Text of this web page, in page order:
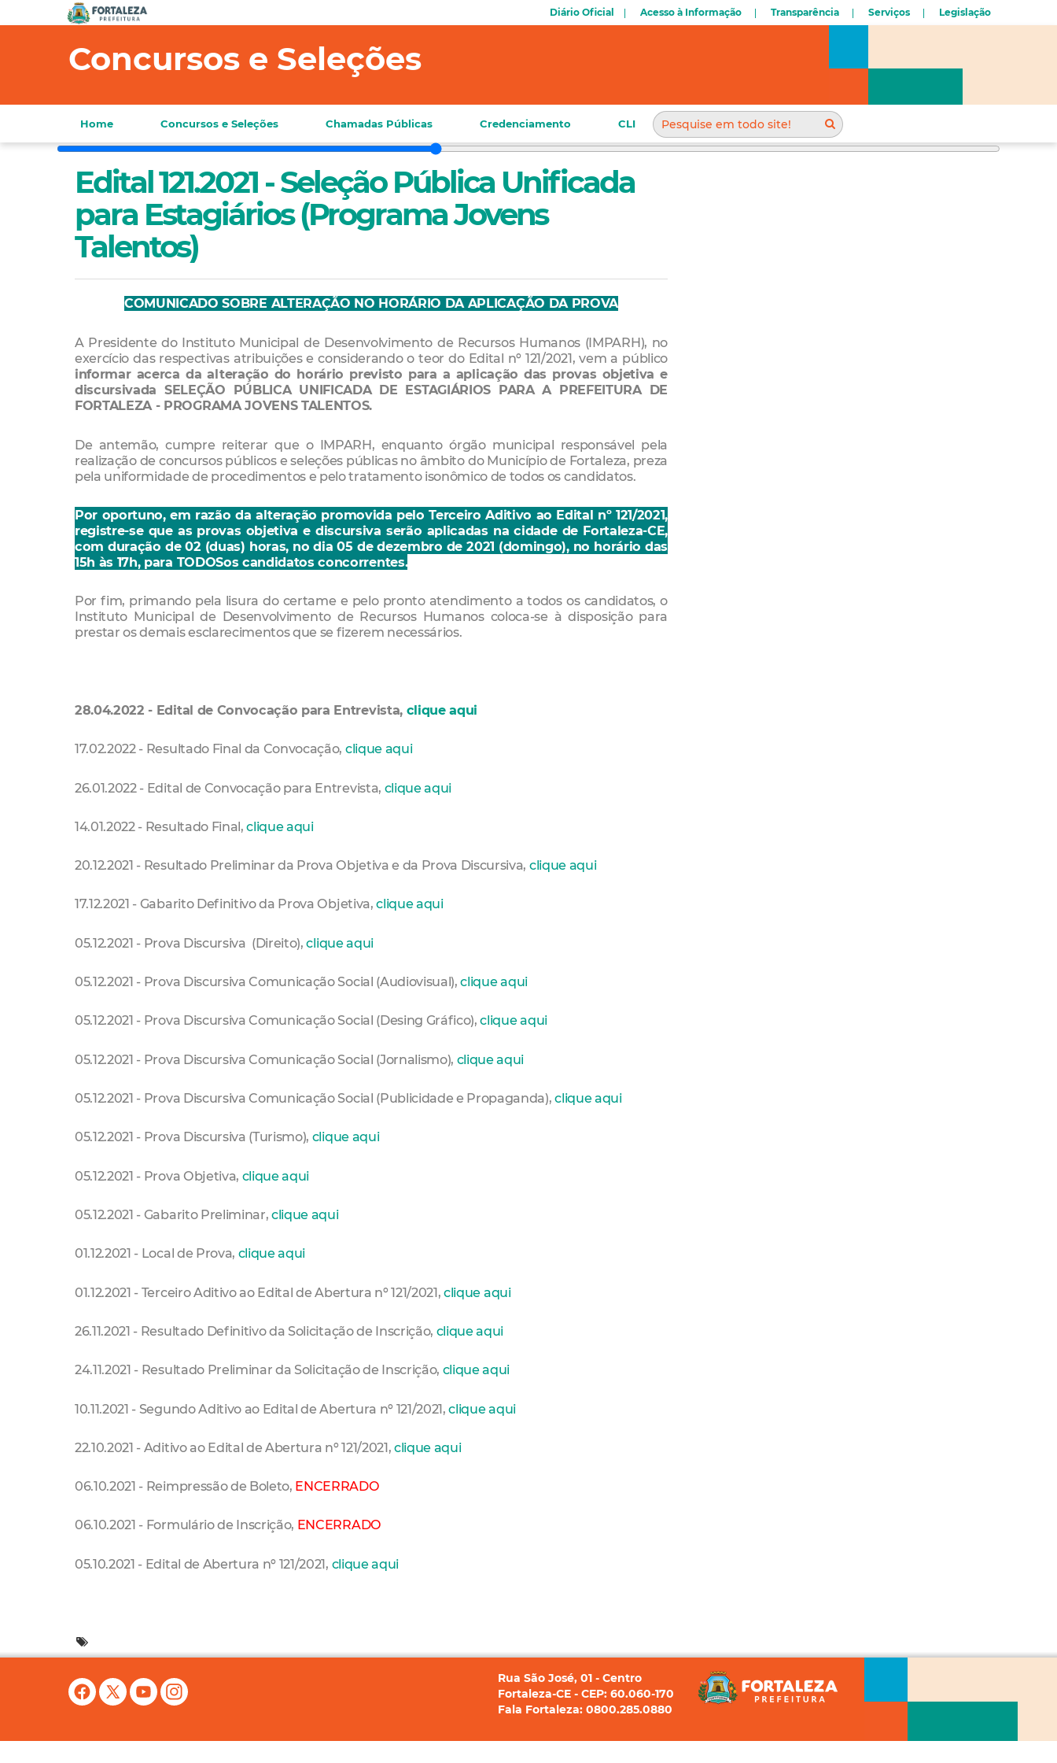
Diário Oficial Acesso à Informação Transparência Serviços Legislação
Concursos e Seleções
Home Concursos e Seleções Chamadas Públicas Credenciamento CLI
Edital 121.2021 - Seleção Pública Unificada
para Estagiários (Programa Jovens
Talentos)
COMUNICADO SOBRE ALTERAÇÃO NO HORÁRIO DA APLICAÇÃO DA PROVA
A Presidente do Instituto Municipal de Desenvolvimento de Recursos Humanos (IMPARH), no
exercício das respectivas atribuições e considerando o teor do Edital nº 121/2021, vem a público
informar acerca da alteração do horário previsto para a aplicação das provas objetiva e
discursivada SELEÇÃO PÚBLICA UNIFICADA DE ESTAGIÁRIOS PARA A PREFEITURA DE
FORTALEZA - PROGRAMA JOVENS TALENTOS.
De antemão, cumpre reiterar que o IMPARH, enquanto órgão municipal responsável pela
realização de concursos públicos e seleções públicas no âmbito do Município de Fortaleza, preza
pela uniformidade de procedimentos e pelo tratamento isonômico de todos os candidatos.
Por oportuno, em razão da alteração promovida pelo Terceiro Aditivo ao Edital nº 121/2021,
registre-se que as provas objetiva e discursiva serão aplicadas na cidade de Fortaleza-CE,
com duração de 02 (duas) horas, no dia 05 de dezembro de 2021 (domingo), no horário das
15h às 17h, para TODOSos candidatos concorrentes.
Por fim, primando pela lisura do certame e pelo pronto atendimento a todos os candidatos, o
Instituto Municipal de Desenvolvimento de Recursos Humanos coloca-se à disposição para
prestar os demais esclarecimentos que se fizerem necessários.
28.04.2022 - Edital de Convocação para Entrevista, clique aqui
17.02.2022 - Resultado Final da Convocação, clique aqui
26.01.2022 - Edital de Convocação para Entrevista, clique aqui
14.01.2022 - Resultado Final,clique aqui
20.12.2021 - Resultado Preliminar da Prova Objetiva e da Prova Discursiva, clique aqui
17.12.2021 - Gabarito Definitivo da Prova Objetiva,clique aqui
05.12.2021 - Prova Discursiva (Direito),clique aqui
05.12.2021 - Prova Discursiva Comunicação Social (Audiovisual),clique aqui
05.12.2021 - Prova Discursiva Comunicação Social (Desing Gráfico),clique aqui
05.12.2021 - Prova Discursiva Comunicação Social (Jornalismo), clique aqui
05.12.2021 - Prova Discursiva Comunicação Social (Publicidade e Propaganda),clique aqui
05.12.2021 - Prova Discursiva (Turismo), clique aqui
05.12.2021 - Prova Objetiva, clique aqui
05.12.2021 - Gabarito Preliminar,clique aqui
01.12.2021 - Local de Prova, clique aqui
01.12.2021 - Terceiro Aditivo ao Edital de Abertura nº 121/2021,clique aqui
26.11.2021 - Resultado Definitivo da Solicitação de Inscrição, clique aqui
24.11.2021 - Resultado Preliminar da Solicitação de Inscrição, clique aqui
10.11.2021 - Segundo Aditivo ao Edital de Abertura nº 121/2021,clique aqui
22.10.2021 - Aditivo ao Edital de Abertura nº 121/2021, clique aqui
06.10.2021 - Reimpressão de Boleto, ENCERRADO
06.10.2021 - Formulário de Inscrição, ENCERRADO
05.10.2021 - Edital de Abertura nº 121/2021, clique aqui
Rua São José, 01 - Centro
Fortaleza-CE - CEP: 60.060-170
Fala Fortaleza: 0800.285.0880